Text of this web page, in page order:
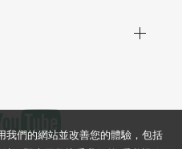
我們的網站並改善您的體驗，包括